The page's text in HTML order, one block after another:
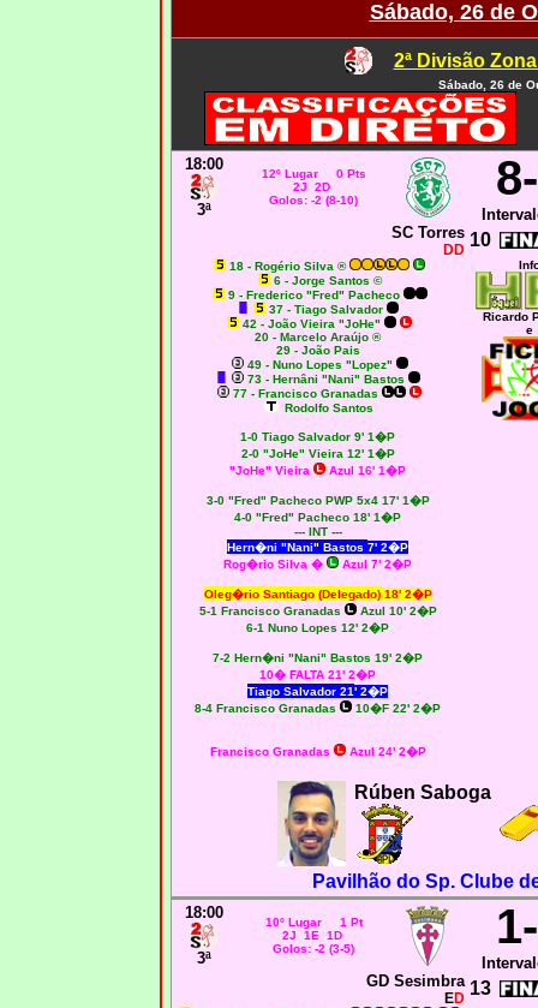
Sábado, 26 de
2ª Divisão
Sábado, 26 de
18:00
3ª
12º Lugar 0 Pts
2J 2D
Golos: -2 (8-10)
SC Torres
DD 10
18 - Rogério Silva ®
6 - Jorge Santos ©
9 - Frederico "Fred" Pacheco
37 - Tiago Salvador
42 - João Vieira "JoHe"
20 - Marcelo Araújo ®
29 - João Pais
49 - Nuno Lopes "Lopez"
73 - Hernâni "Nani" Bastos
77 - Francisco Granadas
Rodolfo Santos
1-0 Tiago Salvador 9' 1�P
2-0 "JoHe" Vieira 12' 1�P
"JoHe" Vieira
Azul 16' 1�P
3-0 "Fred" Pacheco PWP 5x4 17' 1�P
4-0 "Fred" Pacheco 18' 1�P
--- INT ---
Hern�ni "Nani" Bastos 7' 2�P
Rog�rio Silva �
Azul 7' 2�P
Oleg�rio Santiago (Delegado)18' 2�P
5-1 Francisco Granadas
Azul 10' 2�P
6-1 Nuno Lopes 12' 2�P
7-2 Hern�ni "Nani" Bastos 19' 2�P
10� FALTA 21' 2�P
Tiago Salvador 21' 2�P
8-4 Francisco Granadas
10�F 22' 2�P
Francisco Granadas Azul 24' 2�P
Ricardo
e
Rúben Saboga
Pavilhão do Sp. Clube
18:00
3ª
10º Lugar 1 Pt
2J 1E 1D
Golos: -2 (3-5)
GD Sesimbra
ED 13